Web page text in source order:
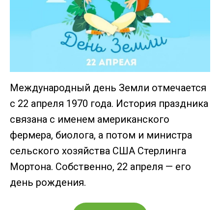
Международный день Земли отмечается
с 22 апреля 1970 года. История праздника
связана с именем американского
фермера, биолога, а потом и министра
сельского хозяйства США Стерлинга
Мортона. Собственно, 22 апреля — его
день рождения.